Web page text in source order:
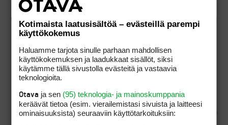
Tikkurilan
paikkaansa?
Kotimaista laatusisältöä – evästeillä parempi
käyttökokemus
Haluamme tarjota sinulle parhaan mahdollisen
käyttökokemuksen ja laadukkaat sisällöt, siksi
käytämme tällä sivustolla evästeitä ja vastaavia
teknologioita.
Otava ja sen (95) teknologia- ja mainoskumppania
keräävät tietoa (esim. vierailemis­tasi sivuista ja laitteesi
ominaisuuk­sista) seuraaviin käyttötarkoituksiin: